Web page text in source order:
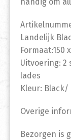
Landelijk
Formaat:150
Uitvoering: 2
lades
Kleur:
Overige
Bezorgen is